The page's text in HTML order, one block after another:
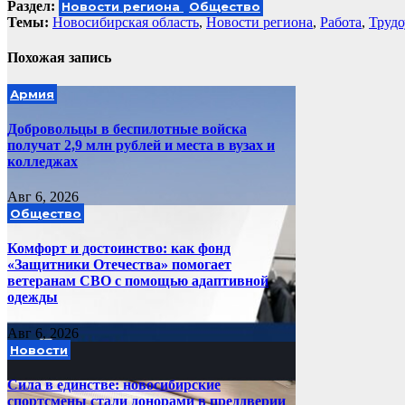
записям
Раздел: Новости региона Общество
Темы: Новосибирская область, Новости региона, Работа,
Похожая запись
Армия
Добровольцы в беспилотные войска
получат 2,9 млн рублей и места в вузах и
колледжах
Авг 6, 2026
Общество
Комфорт и достоинство: как фонд
«Защитники Отечества» помогает
ветеранам СВО с помощью адаптивной
одежды
Авг 6, 2026
Новости
Сила в единстве: новосибирские
спортсмены стали донорами в преддверии